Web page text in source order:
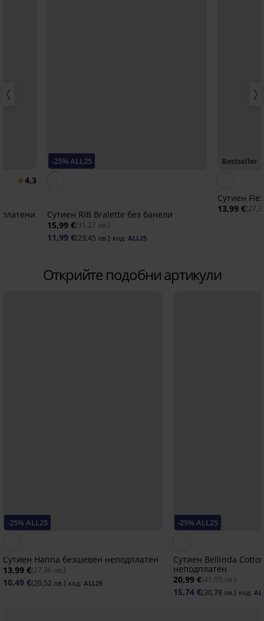
4,3
-25% ALL25
Сутиен RIB Bralette без банели
15,99 €(31,27 лв.)
11,99 €(23,45 лв.) код: ALL25
Bestseller
Сутиен
13,99 €
Открийте подобни артикули
-25% ALL25
Сутиен Hanna безшевен неподплатен
13,99 €(27,36 лв.)
10,49 €(20,52 лв.) код: ALL25
-25% ALL25
Сутиен Bellinda
неподплатен
20,99 €(41,05 лв.)
15,74 €(30,78 лв.) код: